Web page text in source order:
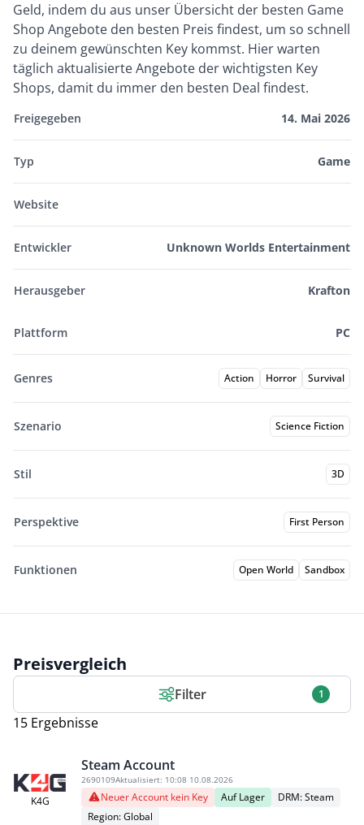
Geld, indem du aus unser Übersicht der besten Game
Shop Angebote den besten Preis findest, um so schnell
zu deinem gewünschten Key kommst. Hier warten
täglich aktualisierte Angebote der wichtigsten Key
Shops, damit du immer den besten Deal findest.
Freigegeben 14. Mai 2026
Typ Game
Website
Entwickler Unknown Worlds Entertainment
Herausgeber Krafton
Plattform PC
Genres Action Horror Survival
Szenario Science Fiction
Stil 3D
Perspektive First Person
Funktionen Open World Sandbox
Preisvergleich
Filter 1
15 Ergebnisse
K4G
Steam Account
2690109Aktualisiert: 10:08 10.08.2026
Neuer Account kein Key Auf Lager
DRM: Steam
Region: Global